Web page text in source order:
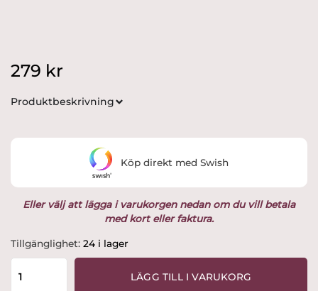
279 kr
Produktbeskrivning
Eller välj att lägga i varukorgen nedan om du vill betala
med kort eller faktura.
Tillgänglighet: 24 i lager
Rörstrand
-
Ostindia
LÄGG TILL I VARUKORG
Köp direkt med Swish